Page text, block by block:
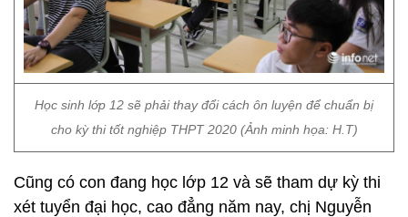
Học sinh lớp 12 sẽ phải thay đổi cách ôn luyện để chuẩn bị
cho kỳ thi tốt nghiệp THPT 2020 (Ảnh minh họa: H.T)
Cũng có con đang học lớp 12 và sẽ tham dự kỳ thi
xét tuyển đại học, cao đẳng năm nay, chị Nguyễn